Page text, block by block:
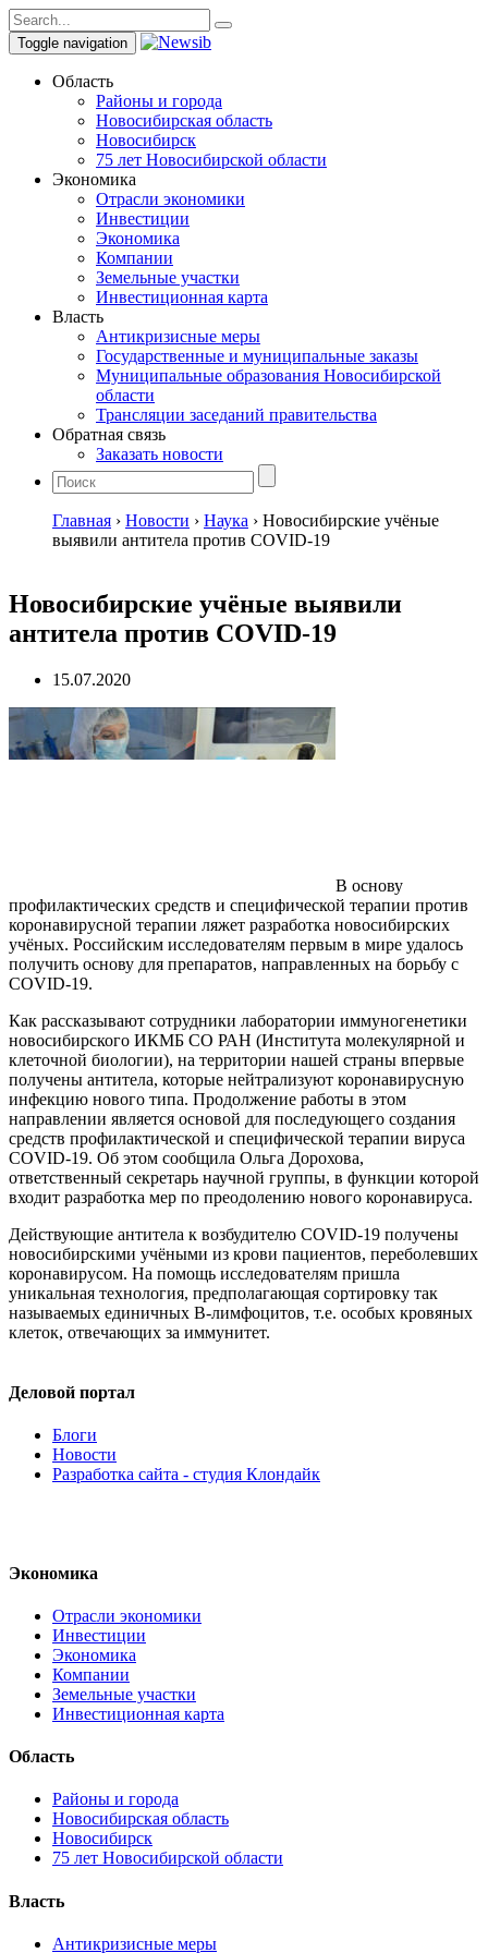
Toggle navigation
Область
Районы и города
Новосибирская область
Новосибирск
75 лет Новосибирской области
Экономика
Отрасли экономики
Инвестиции
Экономика
Компании
Земельные участки
Инвестиционная карта
Власть
Антикризисные меры
Государственные и муниципальные заказы
Муниципальные образования Новосибирской
области
Трансляции заседаний правительства
Обратная связь
Заказать новости
Главная › Новости › Наука › Новосибирские учёные
выявили антитела против COVID-19
Новосибирские учёные выявили
антитела против COVID-19
15.07.2020
В основу
профилактических средств и специфической терапии против
коронавирусной терапии ляжет разработка новосибирских
учёных. Российским исследователям первым в мире удалось
получить основу для препаратов, направленных на борьбу с
COVID-19.
Как рассказывают сотрудники лаборатории иммуногенетики
новосибирского ИКМБ СО РАН (Института молекулярной и
клеточной биологии), на территории нашей страны впервые
получены антитела, которые нейтрализуют коронавирусную
инфекцию нового типа. Продолжение работы в этом
направлении является основой для последующего создания
средств профилактической и специфической терапии вируса
COVID-19. Об этом сообщила Ольга Дорохова,
ответственный секретарь научной группы, в функции которой
входит разработка мер по преодолению нового коронавируса.
Действующие антитела к возбудителю CОVID-19 получены
новосибирскими учёными из крови пациентов, переболевших
коронавирусом. На помощь исследователям пришла
уникальная технология, предполагающая сортировку так
называемых единичных B-лимфоцитов, т.е. особых кровяных
клеток, отвечающих за иммунитет.
Деловой портал
Блоги
Новости
Разработка сайта - студия Клондайк
Экономика
Отрасли экономики
Инвестиции
Экономика
Компании
Земельные участки
Инвестиционная карта
Область
Районы и города
Новосибирская область
Новосибирск
75 лет Новосибирской области
Власть
Антикризисные меры